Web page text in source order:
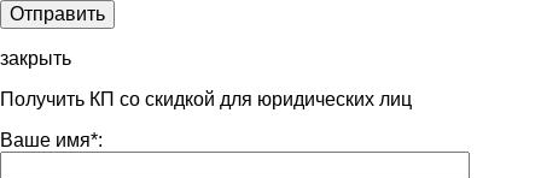
закрыть
Получить КП со скидкой для юридических лиц
Ваше имя*: